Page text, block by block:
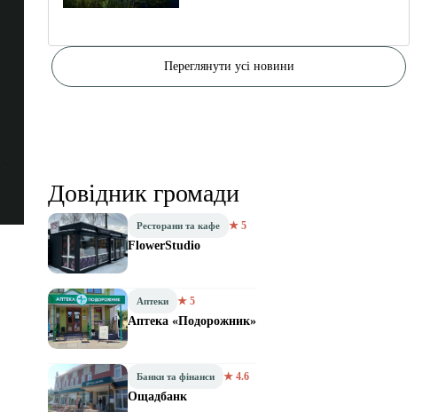
Переглянути усі новини
Довідник громади
Ресторани та кафе ★ 5
FlowerStudio
Аптеки ★ 5
Аптека «Подорожник»
Банки та фінанси ★ 4.6
Ощадбанк